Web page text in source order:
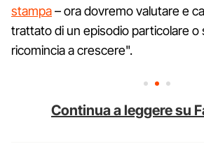
stampa– ora dovremo valutare e
trattato di un episodio particolare o
ricomincia a crescere".
Continua a leggere su